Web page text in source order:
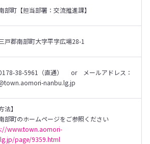
部町【担当部署：交流推進課】
戸郡南部町大字平字広場28-1
38-5961（直通）　 or　メールアドレス：
nanbu.lg.jp
法】
部町のホームページをご参照ください
www.town.aomori-
page/9359.html